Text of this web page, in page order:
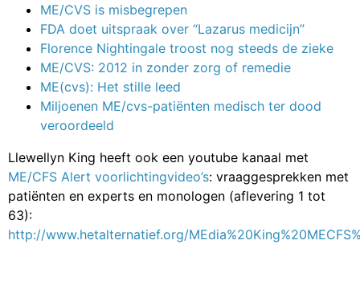
ME/CVS is misbegrepen
FDA doet uitspraak over “Lazarus medicijn”
Florence Nightingale troost nog steeds de zieke
ME/CVS: 2012 in zonder zorg of remedie
ME(cvs): Het stille leed
Miljoenen ME/cvs-patiënten medisch ter dood
veroordeeld
Llewellyn King heeft ook een youtube kanaal met
ME/CFS Alert voorlichtingvideo’s: vraaggesprekken met
patiënten en experts en monologen (aflevering 1 tot
63):
http://www.hetalternatief.org/